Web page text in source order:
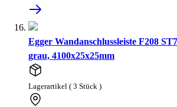
Egger Wandanschlussleiste F208
grau, 4100x25x25mm
Lagerartikel ( 3 Stück )